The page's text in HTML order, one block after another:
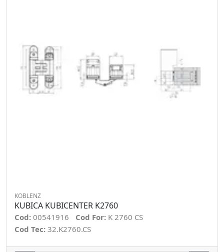
KOBLENZ
KUBICA KUBICENTER K2760
Cod: 00541916 Cod For: K 2760 CS
Cod Tec: 32.K2760.CS